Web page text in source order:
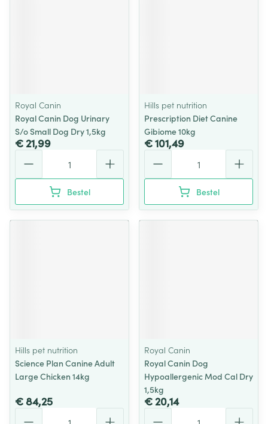
Royal Canin
Royal Canin Dog Urinary
S/o Small Dog Dry 1,5kg
€ 21,99
Bestel
Hills pet nutrition
Prescription Diet Canine
Gibiome 10kg
€ 101,49
Bestel
Hills pet nutrition
Science Plan Canine Adult
Large Chicken 14kg
€ 84,25
Royal Canin
Royal Canin Dog
Hypoallergenic Mod Cal Dry
1,5kg
€ 20,14